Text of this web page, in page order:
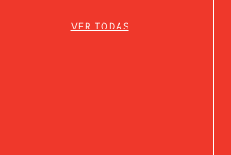
VER TODAS